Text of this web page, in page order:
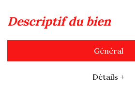
descriptif du bien
Général
Détails +